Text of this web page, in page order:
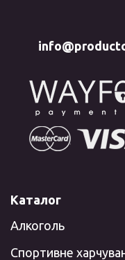
Каталог
Алкоголь
Спортивне